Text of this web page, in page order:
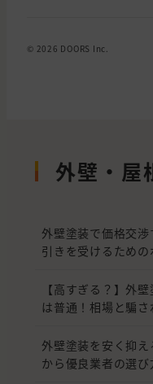
© 2026 DOORS Inc.
外壁・屋
外壁塗装で価格交
引きを受けるための
【高すぎる？】外
は普通！相場と騙
外壁塗装を安く抑
から優良業者の選び